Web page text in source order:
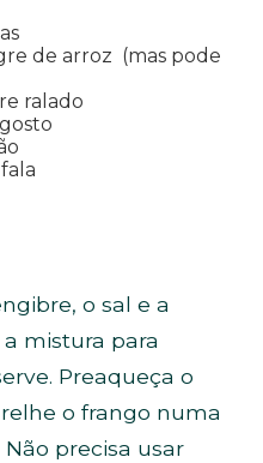
de arroz (mas pode
ralado
o sal e a
mistura para
Preaqueça o
o frango numa
precisa usar